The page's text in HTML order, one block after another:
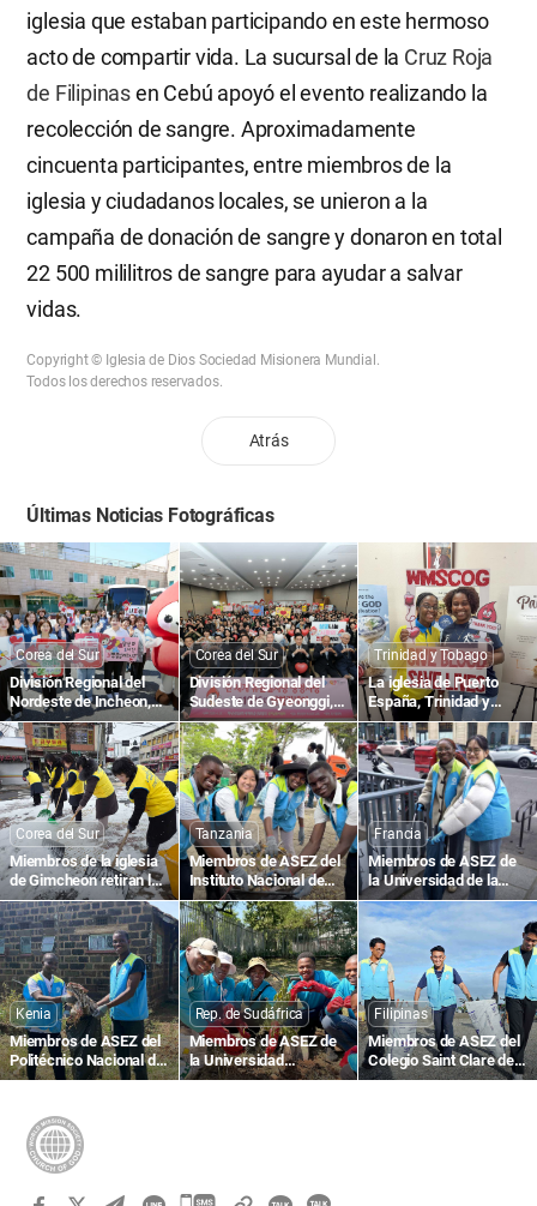
iglesia que estaban participando en este hermoso
acto de compartir vida. La sucursal de la Cruz Roja
de Filipinasen Cebú apoyó el evento realizando la
recolección de sangre. Aproximadamente
cincuenta participantes, entre miembros de la
iglesia y ciudadanos locales, se unieron a la
campaña de donación de sangre y donaron en total
22 500 mililitros de sangre para ayudar a salvar
vidas.
Copyright © Iglesia de Dios Sociedad Misionera Mundial.
Todos los derechos reservados.
Atrás
Últimas Noticias Fotográficas
Corea del Sur
División Regional del
Nordeste de Incheon,
Corea: 1895.ª
Campaña de Donación
de Sangre para la Vida
con el Amor de la
Pascua en Todo el
Mundo
Corea del Sur
División Regional del
Sudeste de Gyeonggi,
Corea: 1836.ª
Campaña de Donación
de Sangre para la Vida
con el Amor de la
Pascua en Todo el
Mundo
Trinidad y Tobago
La iglesia de Puerto
España, Trinidad y
Tobago, realiza la
1804.ª Campaña de
Donación de Sangre
para la Vida con el
Amor de la Pascua en
Todo el Mundo
Corea del Sur
Miembros de la iglesia
de Gimcheon retiran la
nieve en la calle
Gimcheon-ro, Namsan-
dong
Tanzania
Miembros de ASEZ del
Instituto Nacional de
Transporte de Tanzania
contribuyen a un
entorno local limpio
mediante la limpieza de
calles
Francia
Miembros de ASEZ de
la Universidad de la
Sorbona, Francia,
limpian el bulevar Saint-
Michel
Kenia
Miembros de ASEZ del
Politécnico Nacional de
Kisumu, Kenia, limpian
Rep. de Sudáfrica
Miembros de ASEZ de
la Universidad
Tecnológica de
Filipinas
Miembros de ASEZ del
Colegio Saint Clare de
Caloocan, Filipinas,